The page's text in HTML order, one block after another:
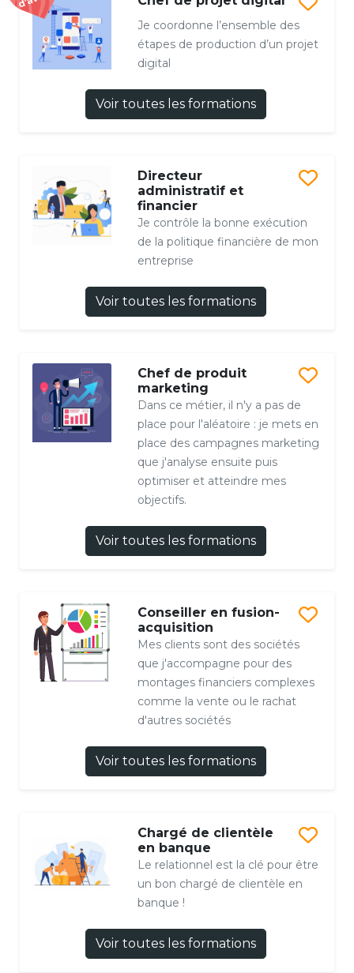
Je coordonne l’ensemble des
étapes de production d’un projet
digital
Voir toutes les formations
Directeur
administratif et
financier
Je contrôle la bonne exécution
de la politique financière de mon
entreprise
Voir toutes les formations
Chef de produit
marketing
Dans ce métier, il n'y a pas de
place pour l'aléatoire : je mets en
place des campagnes marketing
que j'analyse ensuite puis
optimiser et atteindre mes
objectifs.
Voir toutes les formations
Conseiller en fusion-
acquisition
Mes clients sont des sociétés
que j'accompagne pour des
montages financiers complexes
comme la vente ou le rachat
d'autres sociétés
Voir toutes les formations
Chargé de clientèle
en banque
Le relationnel est la clé pour être
un bon chargé de clientèle en
banque !
Voir toutes les formations